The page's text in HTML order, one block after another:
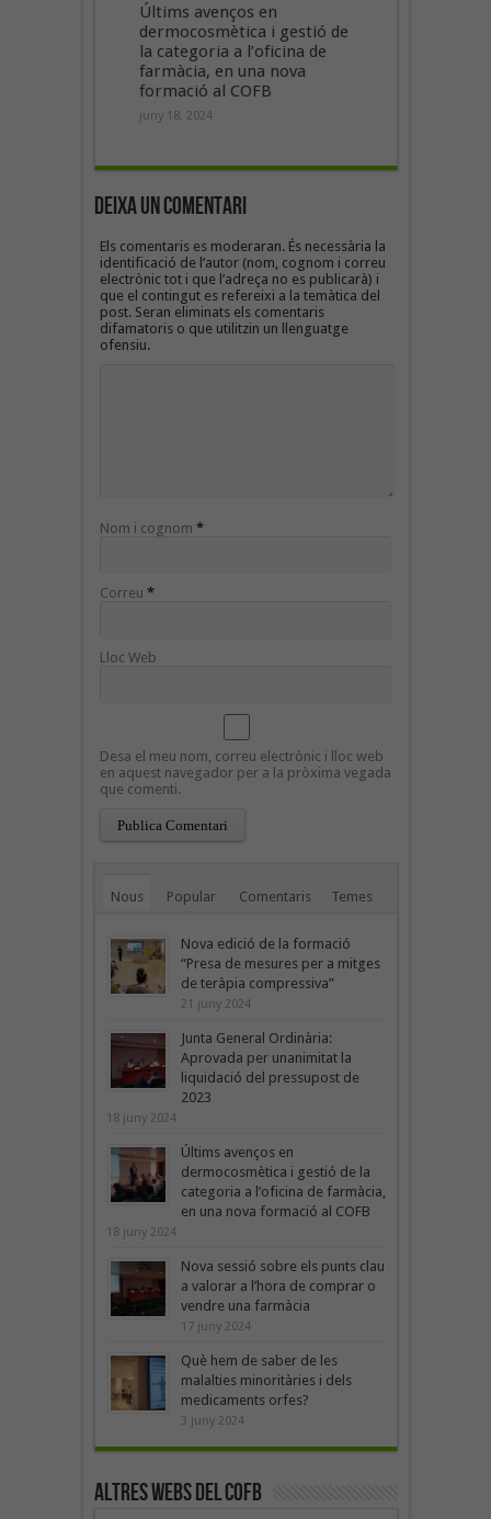
Últims avenços en
dermocosmètica i gestió de
la categoria a l’oficina de
farmàcia, en una nova
formació al COFB
juny 18, 2024
Deixa un Comentari
Els comentaris es moderaran. És necessària la
identificació de l’autor (nom, cognom i correu
electrònic tot i que l’adreça no es publicarà) i
que el contingut es refereixi a la temàtica del
post. Seran eliminats els comentaris
difamatoris o que utilitzin un llenguatge
ofensiu.
Nom i cognom *
Correu *
Lloc Web
Desa el meu nom, correu electrònic i lloc web
en aquest navegador per a la pròxima vegada
que comenti.
Nous Popular Comentaris Temes
Nova edició de la formació
“Presa de mesures per a mitges
de teràpia compressiva”
21 juny 2024
Junta General Ordinària:
Aprovada per unanimitat la
liquidació del pressupost de
2023
18 juny 2024
Últims avenços en
dermocosmètica i gestió de la
categoria a l’oficina de farmàcia,
en una nova formació al COFB
18 juny 2024
Nova sessió sobre els punts clau
a valorar a l’hora de comprar o
vendre una farmàcia
17 juny 2024
Què hem de saber de les
malalties minoritàries i dels
medicaments orfes?
3 juny 2024
Altres webs del COFB